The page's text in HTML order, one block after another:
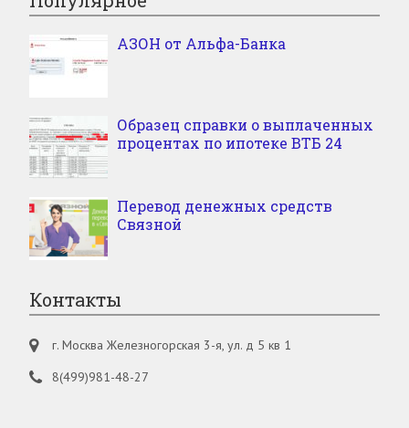
АЗОН от Альфа-Банка
Образец справки о выплаченных
процентах по ипотеке ВТБ 24
Перевод денежных средств
Связной
Контакты
г. Москва Железногорская 3-я, ул. д 5 кв 1
8(499)981-48-27